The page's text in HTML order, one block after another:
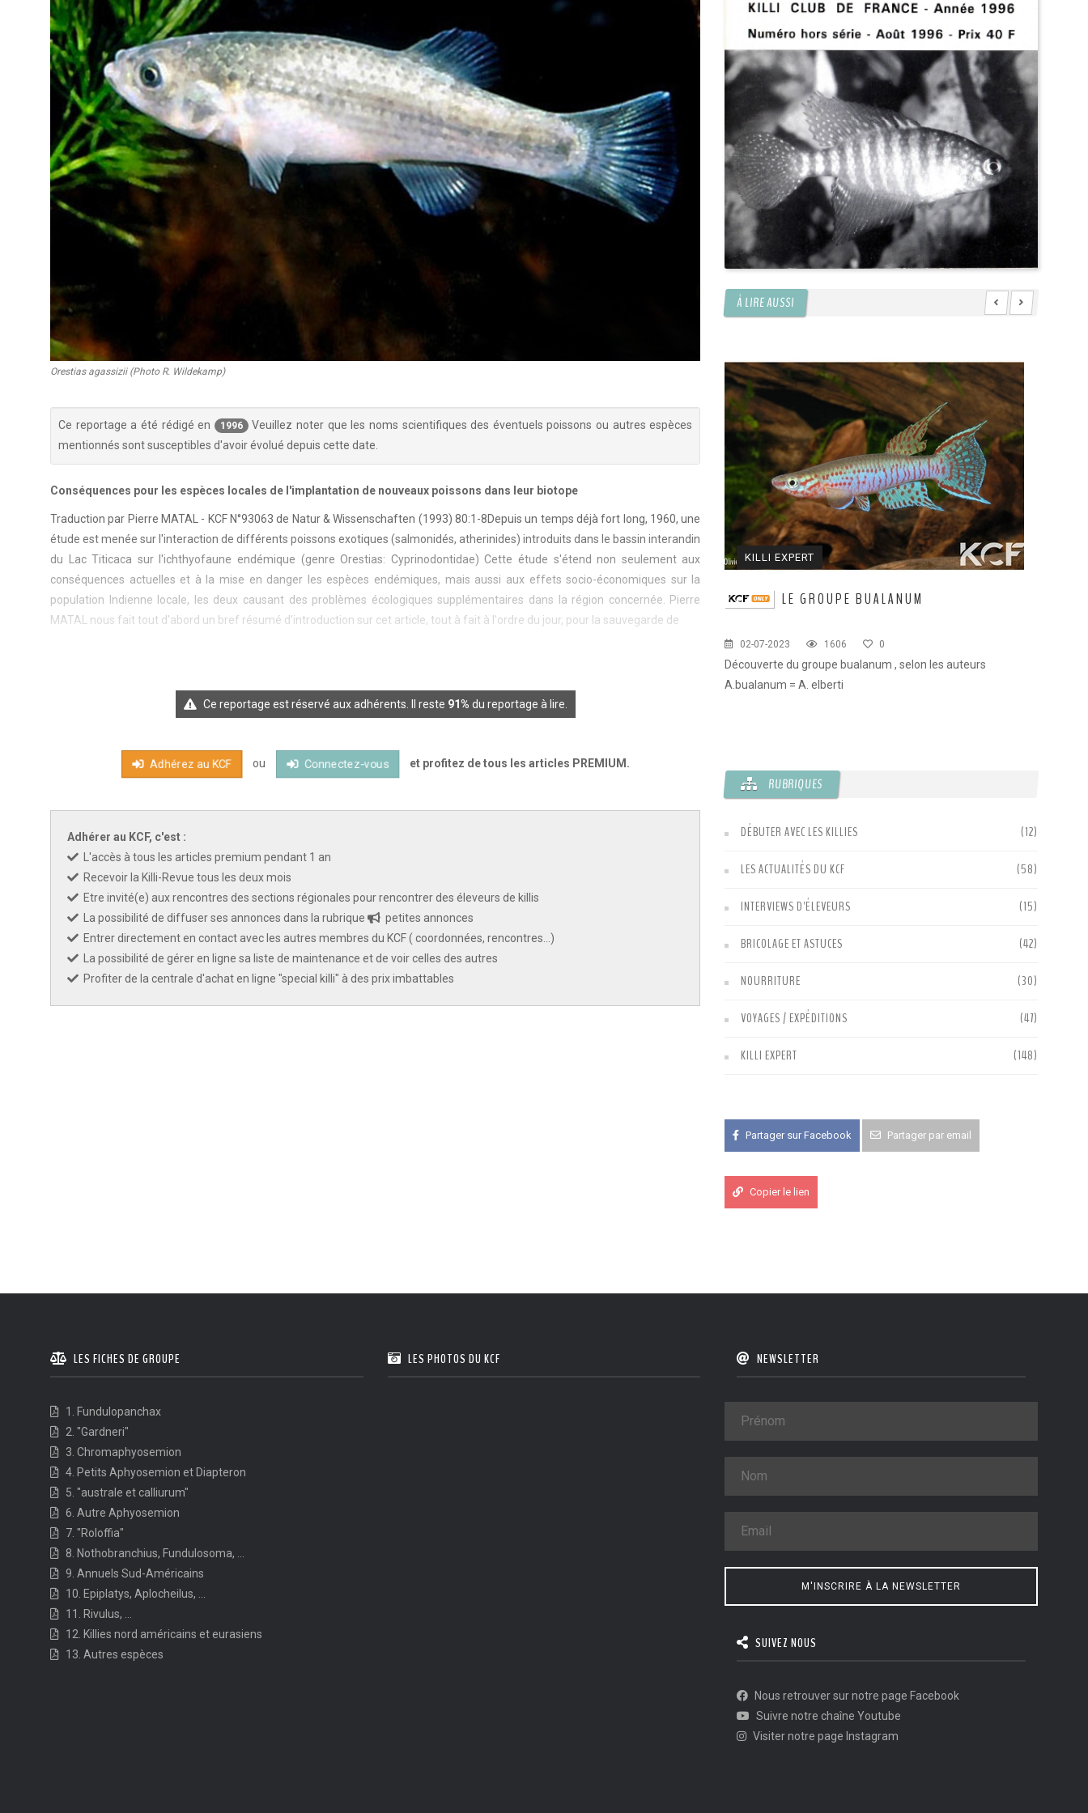
12 sep 2026 KCF ÎLE DE FRANCE :Réunion KCF Ile de France de Septembre
13 sep 2026 KCF NORMANDIE :Réunion de SectionEn savoir +
17-20 sep 2026 CZKA RÉPUBLIQUE TCHÈQUE : Congrès de la CZKA 2026
25-27 sep 2026
APK PORTUGAL :
Orestias agassizii (Photo R. Wildekamp)
Ce reportage a été rédigé en 1996 Veuillez noter que les noms scientifiques des éventuels poissons ou autres espèces
mentionnés sont susceptibles d'avoir évolué depuis cette date.
Conséquences pour les espèces locales de l'implantation de nouveaux poissons dans leur biotope
Traduction par Pierre MATAL - KCF N°93063 de Natur & Wissenschaften (1993) 80:1-8Depuis un temps déjà fort long, 1960, une
étude est menée sur l'interaction de différents poissons exotiques (salmonidés, atherinides) introduits dans le bassin interandin
du Lac Titicaca sur l'ichthyofaune endémique (genre Orestias: Cyprinodontidae) Cette étude s'étend non seulement aux
conséquences actuelles et à la mise en danger les espèces endémiques, mais aussi aux effets socio-économiques sur la
population Indienne locale, les deux causant des problèmes écologiques supplémentaires dans la région concernée. Pierre
MATAL nous fait tout d'abord un bref résumé d'introduction sur cet article, tout à fait à l'ordre du jour, pour la sauvegarde de
Ce reportage est réservé aux adhérents. Il reste 91% du reportage à lire.
Adhérez au KCF ou Connectez-vous et profitez de tous les articles PREMIUM.
Adhérer au KCF, c'est :
L'accès à tous les articles premium pendant 1 an
Recevoir la Killi-Revue tous les deux mois
Etre invité(e) aux rencontres des sections régionales pour rencontrer des éleveurs de killis
La possibilité de diffuser ses annonces dans la rubrique
petites annonces
Entrer directement en contact avec les autres membres du KCF ( coordonnées, rencontres...)
La possibilité de gérer en ligne sa liste de maintenance et de voir celles des autres
Profiter de la centrale d'achat en ligne "special killi" à des prix imbattables
À LIRE AUSSI
KILLI EXPERT
SI RIVULUS MARMORATUS ÉTAIT
MARTINIQUAIS?!
opercules.
KILLI EXPERT
LE GROUPE BUALANUM
02-07-2023 1606 0
Découverte du groupe bualanum , selon les auteurs
A.bualanum = A. elberti
RUBRIQUES
DÉBUTER AVEC LES KILLIES (12)
LES ACTUALITÉS DU KCF (58)
INTERVIEWS D'ÉLEVEURS (15)
BRICOLAGE ET ASTUCES (42)
NOURRITURE (30)
VOYAGES / EXPÉDITIONS (47)
KILLI EXPERT (148)
Partager sur Facebook Partager par email
Copier le lien
LES FICHES DE GROUPE
1. Fundulopanchax
2. "Gardneri"
3. Chromaphyosemion
4. Petits Aphyosemion et Diapteron
5. "australe et calliurum"
6. Autre Aphyosemion
7. "Roloffia"
8. Nothobranchius, Fundulosoma, ...
9. Annuels Sud-Américains
10. Epiplatys, Aplocheilus, ...
11. Rivulus, ...
12. Killies nord américains et eurasiens
13. Autres espèces
LES PHOTOS DU KCF NEWSLETTER
M'INSCRIRE À LA NEWSLETTER
SUIVEZ NOUS
Nous retrouver sur notre page Facebook
Suivre notre chaîne Youtube
Visiter notre page Instagram